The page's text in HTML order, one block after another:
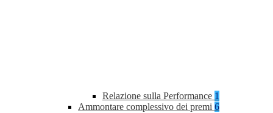
Relazione sulla Performance 1
Ammontare complessivo dei premi 6